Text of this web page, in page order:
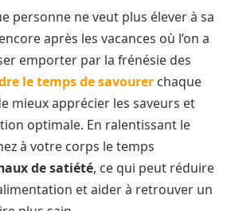
personne ne veut plus élever à sa
après les vacances où l’on a
emporter par la frénésie des
le temps de savourer chaque
mieux apprécier les saveurs et
optimale. En ralentissant le
à votre corps le temps
de satiété, ce qui peut réduire
et aider à retrouver un